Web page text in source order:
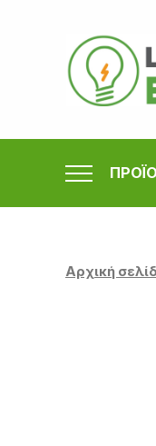
περιεχόμενο
Αρχική